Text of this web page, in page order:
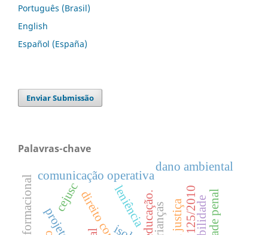
Português (Brasil)
English
Español (España)
Enviar Submissão
Palavras-chave
educação.
cejusc
crianças
comunicação operativa
dano ambiental
leniência